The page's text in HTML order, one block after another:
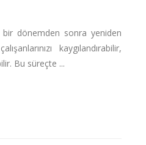
bir dönemden sonra yeniden
kaygılandırabilir,
Bu süreçte ...